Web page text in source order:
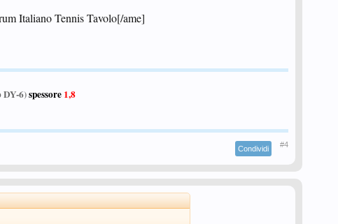
Italiano Tennis Tavolo[/ame]
DY-6)spessore 1,8
Condividi #4